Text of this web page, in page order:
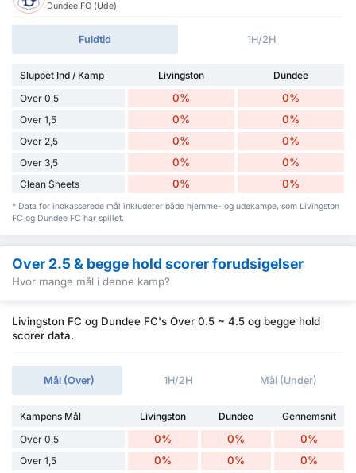
Dundee FC (Ude)
Fuldtid 1H/2H
Sluppet Ind / Kamp Livingston
Dundee
Over 0,5
0% 0%
Over 1,5 0% 0%
Over 2,5 0% 0%
Over 3,5 0% 0%
Clean Sheets 0% 0%
* Data for indkasserede mål inkluderer både hjemme- og udekampe, som Livingston
FC og Dundee FC har spillet.
Over 2.5 & begge hold scorer forudsigelser
Hvor mange mål i denne kamp?
Livingston FC og Dundee FC's Over 0.5 ~ 4.5 og begge hold
scorer data.
Mål (Over) 1H/2H Mål (Under)
Kampens Mål Livingston Dundee
Gennemsnit
Over 0,5
0% 0% 0%
Over 1,5 0% 0% 0%